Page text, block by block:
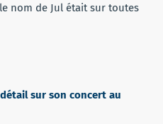
nom de Jul était sur toutes
sur son concert au